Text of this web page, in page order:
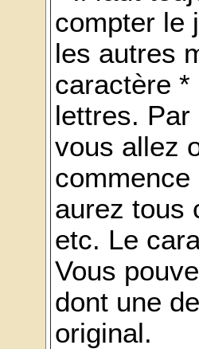
compter le
les autres
caractère *
lettres. Par
vous allez
aurez tous
etc. Le
Vous
dont une
original.